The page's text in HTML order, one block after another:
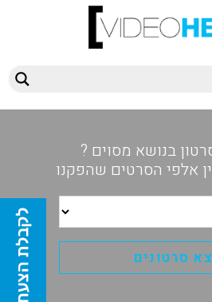
בנושא מסוים ?
אלפי הסרטים שהפקנו